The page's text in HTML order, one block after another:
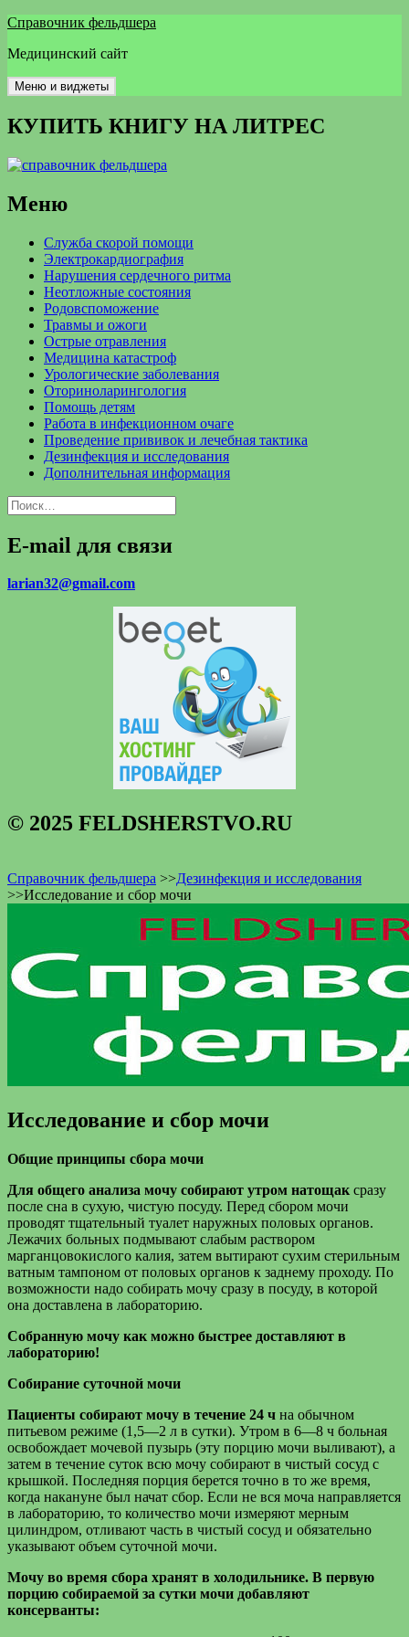
Перейти
содержимому
Справочник фельдшера
Медицинский сайт
Меню и виджеты
КУПИТЬ КНИГУ НА ЛИТРЕС
Меню
Служба скорой помощи
Электрокардиография
Нарушения сердечного ритма
Неотложные состояния
Родовспоможение
Травмы и ожоги
Острые отравления
Медицина катастроф
Урологические заболевания
Оториноларингология
Помощь детям
Работа в инфекционном очаге
Проведение прививок и лечебная тактика
Дезинфекция и исследования
Дополнительная информация
Найти:
E-mail для связи
larian32@gmail.com
© 2025 FELDSHERSTVO.RU
Справочник фельдшера >>Дезинфекция и исследования
>>Исследование и сбор мочи
Исследование и сбор мочи
Общие принципы сбора мочи
Для общего анализа мочу собирают утром натощак сразу
после сна в сухую, чистую посуду. Перед сбором мочи
проводят тщательный туалет наружных половых органов.
Лежачих больных подмывают слабым раствором
марганцовокислого калия, затем вытирают сухим стерильным
ватным тампоном от половых органов к заднему проходу. По
возможности надо собирать мочу сразу в посуду, в которой
она доставлена в лабораторию.
Собранную мочу как можно быстрее доставляют в
лабораторию!
Собирание суточной мочи
Пациенты собирают мочу в течение 24 ч на обычном
питьевом режиме (1,5—2 л в сутки). Утром в 6—8 ч больная
освобождает мочевой пузырь (эту порцию мочи выливают), а
затем в течение суток всю мочу собирают в чистый сосуд с
крышкой. Последняя порция берется точно в то же время,
когда накануне был начат сбор. Если не вся моча направляется
в лабораторию, то количество мочи измеряют мерным
цилиндром, отливают часть в чистый сосуд и обязательно
указывают объем суточной мочи.
Мочу во время сбора хранят в холодильнике. В первую
порцию собираемой за сутки мочи добавляют
консерванты: